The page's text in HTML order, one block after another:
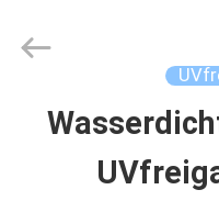
Technology
(Shanghai)